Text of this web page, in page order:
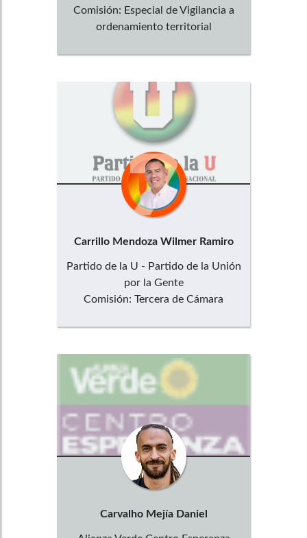
Comisión: Especial de Vigilancia a
ordenamiento territorial
Carrillo Mendoza Wilmer Ramiro
Partido de la U - Partido de la Unión
por la Gente
Comisión: Tercera de Cámara
Carvalho Mejía Daniel